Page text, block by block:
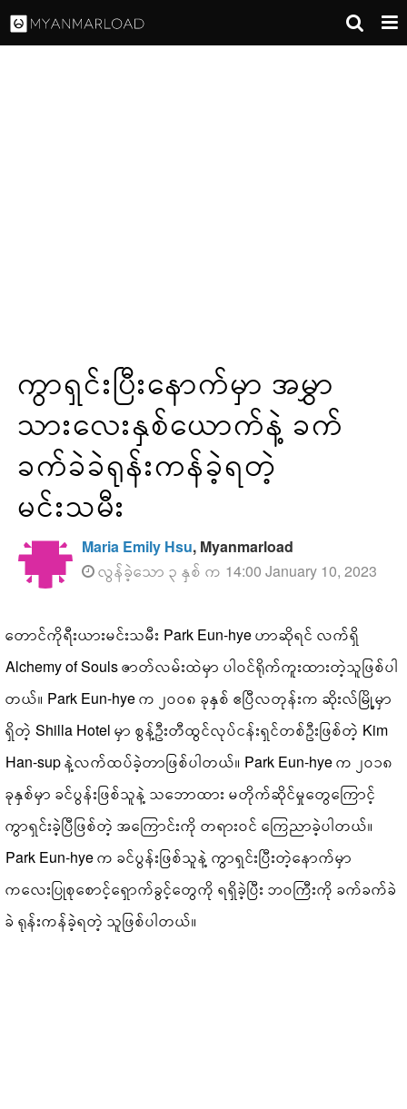
ကွာရှင်းပြီးနောက်မှာ အမွှာ
သားလေးနှစ်ယောက်‌နဲ့ ခက်
ခက်ခဲခဲရုန်းကန်ခဲ့ရတဲ့
မင်းသမီး
Maria Emily Hsu, Myanmarload
လွန်ခဲ့သော ၃ နှစ် က 14:00 January 10, 2023
တောင်ကိုရီးယားမင်းသမီး Park Eun-hye ဟာဆိုရင် လက်ရှိ
Alchemy of Souls ဇာတ်လမ်းထဲမှာ ပါဝင်ရိုက်ကူးထားတဲ့သူဖြစ်ပါ
တယ်။ Park Eun-hye က ၂၀၀၈ ခုနှစ် ဧပြီလတုန်းက ဆိုးလ်မြို့မှာ
ရှိတဲ့ Shilla Hotel မှာ စွန့်ဦးတီထွင်လုပ်ငန်းရှင်တစ်ဦးဖြစ်တဲ့ Kim
Han-sup နဲ့လက်ထပ်ခဲ့တာဖြစ်ပါတယ်။ Park Eun-hye က ၂၀၁၈
ခုနှစ်မှာ ခင်ပွန်းဖြစ်သူနဲ့ သဘောထား မတိုက်ဆိုင်မှုတွေကြောင့်
ကွာရှင်းခဲ့ပြီဖြစ်တဲ့ အကြောင်းကို တရားဝင် ကြေညာခဲ့ပါတယ်။
Park Eun-hye က ခင်ပွန်းဖြစ်သူနဲ့ ကွာရှင်းပြီးတဲ့နောက်မှာ
ကလေးပြုစုစောင့်ရှောက်ခွင့်တွေကို ရရှိခဲ့ပြီး ဘဝကြီးကို ခက်ခက်ခဲ
ခဲ ရုန်းကန်ခဲ့ရတဲ့ သူဖြစ်ပါတယ်။